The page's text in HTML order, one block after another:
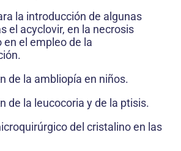
la introducción de algunas
el acyclovir, en la necrosis
en el empleo de la
de la ambliopía en niños.
de la leucocoria y de la ptisis.
del cristalino en las